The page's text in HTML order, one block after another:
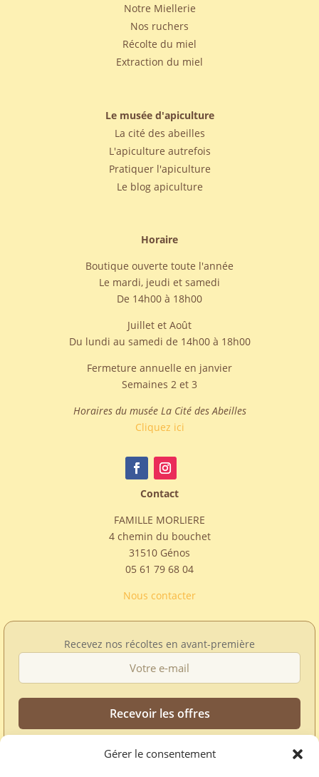
Gérer le consentement
Notre Miellerie
Nos ruchers
Récolte du miel
Extraction du miel
Le musée d'apiculture
La cité des abeilles
L'apiculture autrefois
Pratiquer l'apiculture
Le blog apiculture
Horaire
Boutique ouverte toute l'année
Le mardi, jeudi et samedi
De 14h00 à 18h00
Juillet et Août
Du lundi au samedi de 14h00 à 18h00
Fermeture annuelle en janvier
Semaines 2 et 3
Horaires du musée La Cité des Abeilles
Cliquez ici
Contact
FAMILLE MORLIERE
4 chemin du bouchet
31510 Génos
05 61 79 68 04
Nous contacter
Recevez nos récoltes en avant-première
Offres, nouvelles récoltes et disponibilités de saison.